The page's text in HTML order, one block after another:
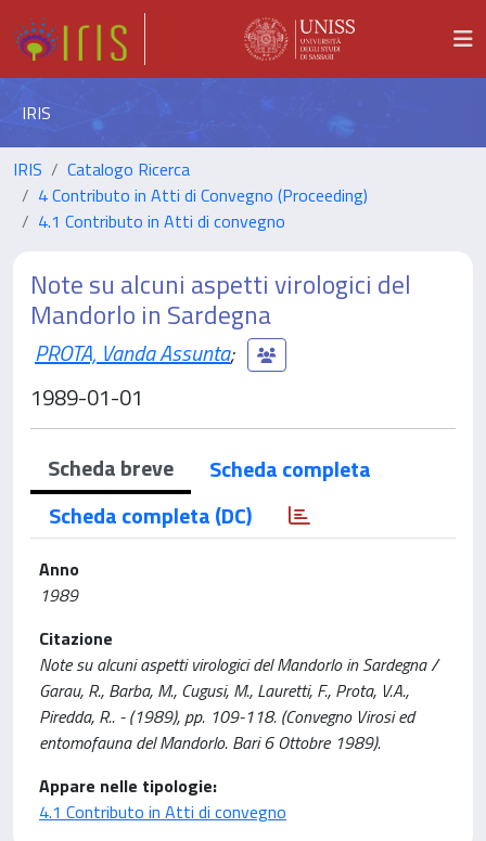
IRIS
IRIS
Catalogo Ricerca
4 Contributo in Atti di Convegno (Proceeding)
4.1 Contributo in Atti di convegno
Note su alcuni aspetti virologici del
Mandorlo in Sardegna
PROTA, Vanda Assunta;
1989-01-01
Scheda breve
Scheda completa
Scheda completa (DC)
Anno
1989
Citazione
Note su alcuni aspetti virologici del Mandorlo in Sardegna /
Garau, R., Barba, M., Cugusi, M., Lauretti, F., Prota, V.A.,
Piredda, R.. - (1989), pp. 109-118. (Convegno Virosi ed
entomofauna del Mandorlo. Bari 6 Ottobre 1989).
Appare nelle tipologie:
4.1 Contributo in Atti di convegno